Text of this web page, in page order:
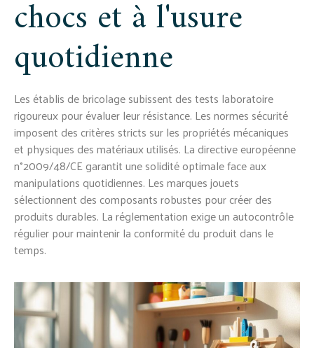
chocs et à l'usure
quotidienne
Les établis de bricolage subissent des tests laboratoire
rigoureux pour évaluer leur résistance. Les normes sécurité
imposent des critères stricts sur les propriétés mécaniques
et physiques des matériaux utilisés. La directive européenne
n°2009/48/CE garantit une solidité optimale face aux
manipulations quotidiennes. Les marques jouets
sélectionnent des composants robustes pour créer des
produits durables. La réglementation exige un autocontrôle
régulier pour maintenir la conformité du produit dans le
temps.